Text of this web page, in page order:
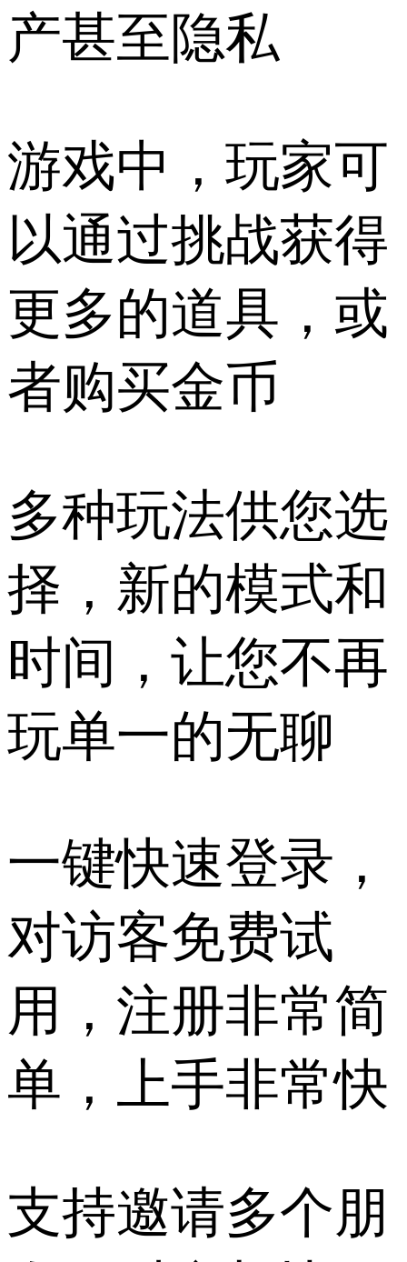
产甚至隐私
游戏中，玩家可
以通过挑战获得
更多的道具，或
者购买金币
多种玩法供您选
择，新的模式和
时间，让您不再
玩单一的无聊
一键快速登录，
对访客免费试
用，注册非常简
单，上手非常快
支持邀请多个朋